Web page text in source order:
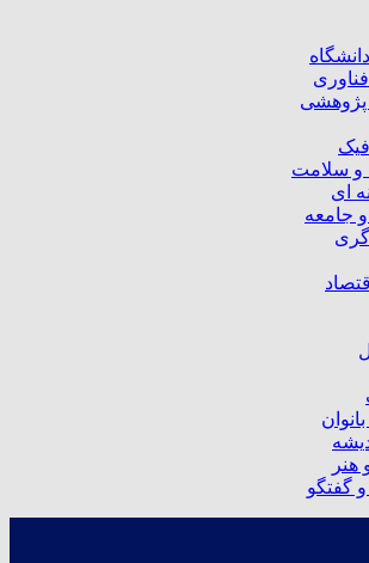
پژوهشی
و سلامت
ای
جامعه
گری
هنر
گفتگو